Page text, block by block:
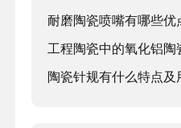
耐磨陶瓷喷嘴有哪些优
工程陶瓷中的氧化铝陶
陶瓷针规有什么特点及